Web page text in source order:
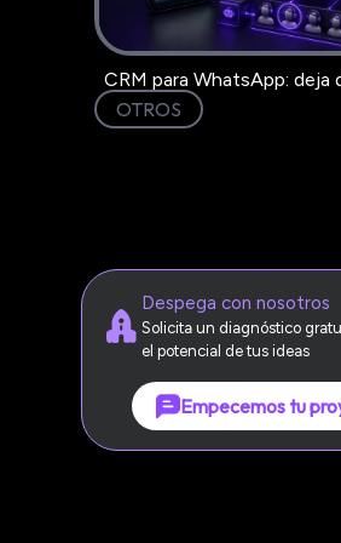
CRM para WhatsApp: deja
clientes en el chat
OTROS
Despega con nosotros
Solicita un diagnóstico
el potencial de tus ideas
Empecemos tu